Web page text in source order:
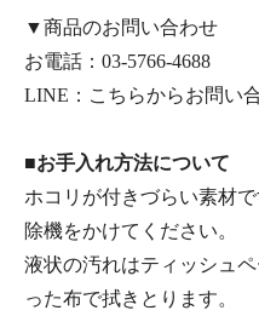
▼商品のお問い合わせ
お電話： 03-5766-4688
LINE： こちらからお問い
■お手入れ方法について
ホコリが付きづらい素材
除機をかけてください。
液状の汚れはティッシュ
った布で拭きとります。